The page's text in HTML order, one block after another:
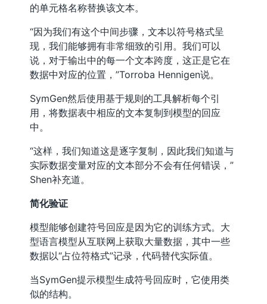
的单元格名称替换该文本。
“因为我们有这个中间步骤，文本以符号格式呈
现，我们能够拥有非常细致的引用。我们可以
说，对于输出中的每一个文本跨度，这正是它在
数据中对应的位置，”Torroba Hennigen说。
SymGen然后使用基于规则的工具解析每个引
用，将数据表中相应的文本复制到模型的回应
中。
“这样，我们知道这是逐字复制，因此我们知道与
实际数据变量对应的文本部分不会有任何错误，”
Shen补充道。
简化验证
模型能够创建符号回应是因为它的训练方式。大
型语言模型从互联网上获取大量数据，其中一些
数据以“占位符格式”记录，代码替代实际值。
当SymGen提示模型生成符号回应时，它使用类
似的结构。